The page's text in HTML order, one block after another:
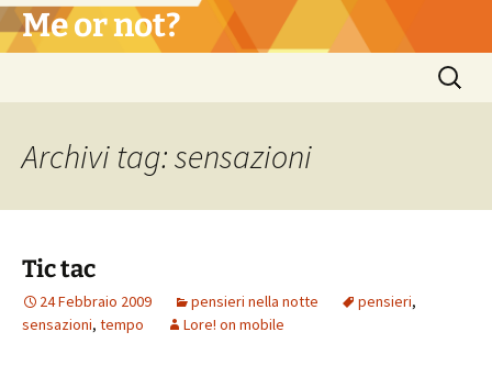
Vai
al Me or not?
Ricerca
per:
Archivi tag: sensazioni
Tic tac
24 Febbraio 2009 pensieri nella notte pensieri,
sensazioni, tempo Lore! on mobile